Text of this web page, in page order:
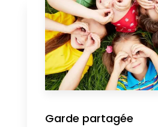
Garde partagée